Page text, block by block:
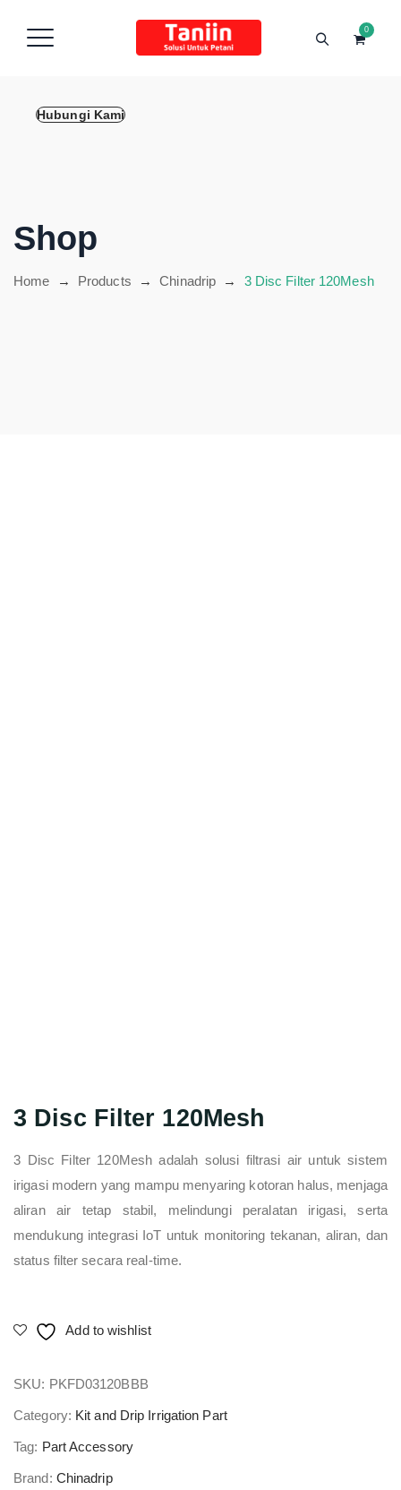
Hubungi Kami
0
Shop
Home → Products →Chinadrip → 3 Disc Filter 120Mesh
3 Disc Filter 120Mesh
3 Disc Filter 120Mesh adalah solusi filtrasi air untuk sistem
irigasi modern yang mampu menyaring kotoran halus, menjaga
aliran air tetap stabil, melindungi peralatan irigasi, serta
mendukung integrasi IoT untuk monitoring tekanan, aliran, dan
status filter secara real-time.
Add to wishlist
SKU: PKFD03120BBB
Category: Kit and Drip Irrigation Part
Tag: Part Accessory
Brand: Chinadrip